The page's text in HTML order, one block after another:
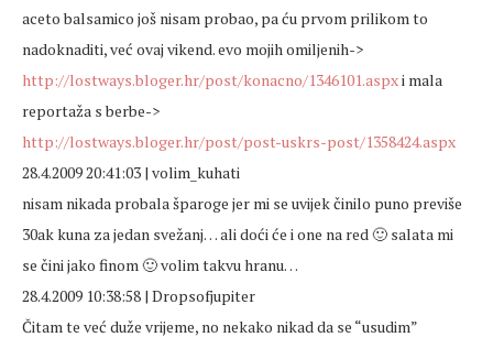
aceto balsamico još nisam probao, pa ću prvom prilikom to
nadoknaditi, već ovaj vikend. evo mojih omiljenih->
http://lostways.bloger.hr/post/konacno/1346101.aspxi mala
reportaža s berbe->
http://lostways.bloger.hr/post/post-uskrs-post/1358424.aspx
28.4.2009 20:41:03 | volim_kuhati
nisam nikada probala šparoge jer mi se uvijek činilo puno previše
30ak kuna za jedan svežanj… ali doći će i one na red 🙂 salata mi
se čini jako finom 🙂 volim takvu hranu…
28.4.2009 10:38:58 | Dropsofjupiter
Čitam te već duže vrijeme, no nekako nikad da se “usudim”